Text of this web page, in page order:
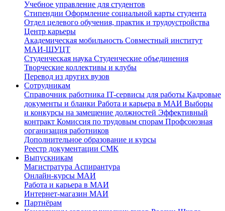
Учебное управление для студентов
Стипендии Оформление социальной карты студента
Отдел целевого обучения, практик и трудоустройства
Центр карьеры
Академическая мобильность Совместный институт
МАИ-ШУЦТ
Студенческая наука Студенческие объединения
Творческие коллективы и клубы
Перевод из других вузов
Сотрудникам
Cправочник работника IT-сервисы для работы Кадровые
документы и бланки Работа и карьера в МАИ Выборы
и конкурсы на замещение должностей Эффективный
контракт Комиссия по трудовым спорам Профсоюзная
организация работников
Дополнительное образование и курсы
Реестр документации СМК
Выпускникам
Магистратура Аспирантура
Онлайн-курсы МАИ
Работа и карьера в МАИ
Интернет-магазин МАИ
Партнёрам